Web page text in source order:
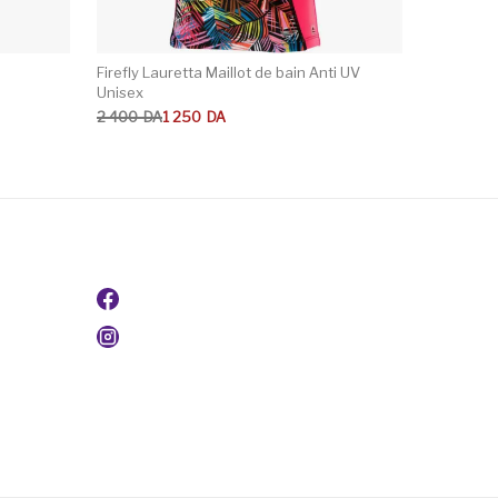
Firefly Lauretta Maillot de bain Anti UV
Unisex
2 400 DA
Le prix initial était : 2 400DA.
1 250 DA
Le prix actuel est : 1 250DA.